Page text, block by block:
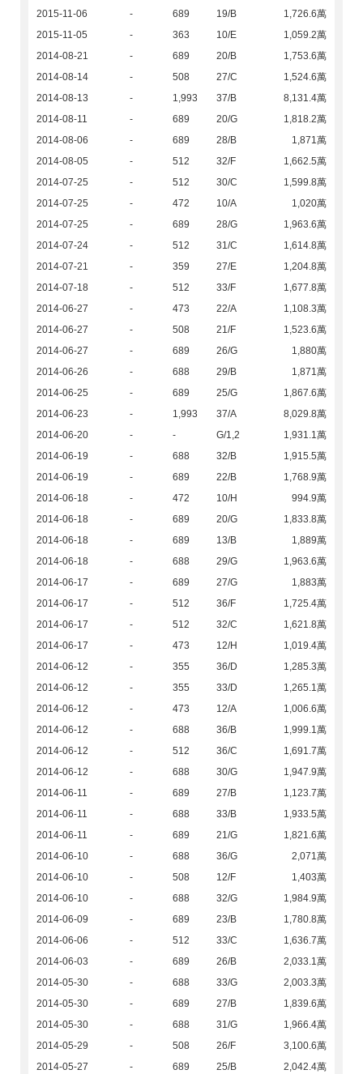
2015-11-06
- 689 19/B
1,726.6萬
2015-11-05
- 363 10/E
1,059.2萬
2014-08-21
- 689 20/B
1,753.6萬
2014-08-14
- 508 27/C
1,524.6萬
2014-08-13
- 1,993 37/B
8,131.4萬
2014-08-11
- 689 20/G
1,818.2萬
2014-08-06
- 689 28/B
1,871萬
2014-08-05
- 512 32/F
1,662.5萬
2014-07-25
- 512 30/C
1,599.8萬
2014-07-25
- 472 10/A
1,020萬
2014-07-25
- 689 28/G
1,963.6萬
2014-07-24
- 512 31/C
1,614.8萬
2014-07-21
- 359 27/E
1,204.8萬
2014-07-18
- 512 33/F
1,677.8萬
2014-06-27
- 473 22/A
1,108.3萬
2014-06-27
- 508 21/F
1,523.6萬
2014-06-27
- 689 26/G
1,880萬
2014-06-26
- 688 29/B
1,871萬
2014-06-25
- 689 25/G
1,867.6萬
2014-06-23
- 1,993 37/A
8,029.8萬
2014-06-20
- - G/1,2
1,931.1萬
2014-06-19
- 688 32/B
1,915.5萬
2014-06-19
- 689 22/B
1,768.9萬
2014-06-18
- 472 10/H
994.9萬
2014-06-18
- 689 20/G
1,833.8萬
2014-06-18
- 689 13/B
1,889萬
2014-06-18
- 688 29/G
1,963.6萬
2014-06-17
- 689 27/G
1,883萬
2014-06-17
- 512 36/F
1,725.4萬
2014-06-17
- 512 32/C
1,621.8萬
2014-06-17
- 473 12/H
1,019.4萬
2014-06-12
- 355 36/D
1,285.3萬
2014-06-12
- 355 33/D
1,265.1萬
2014-06-12
- 473 12/A
1,006.6萬
2014-06-12
- 688 36/B
1,999.1萬
2014-06-12
- 512 36/C
1,691.7萬
2014-06-12
- 688 30/G
1,947.9萬
2014-06-11
- 689 27/B
1,123.7萬
2014-06-11
- 688 33/B
1,933.5萬
2014-06-11
- 689 21/G
1,821.6萬
2014-06-10
- 688 36/G
2,071萬
2014-06-10
- 508 12/F
1,403萬
2014-06-10
- 688 32/G
1,984.9萬
2014-06-09
- 689 23/B
1,780.8萬
2014-06-06
- 512 33/C
1,636.7萬
2014-06-03
- 689 26/B
2,033.1萬
2014-05-30
- 688 33/G
2,003.3萬
2014-05-30
- 689 27/B
1,839.6萬
2014-05-30
- 688 31/G
1,966.4萬
2014-05-29
- 508 26/F
3,100.6萬
2014-05-27
- 689 25/B 2,042.4萬